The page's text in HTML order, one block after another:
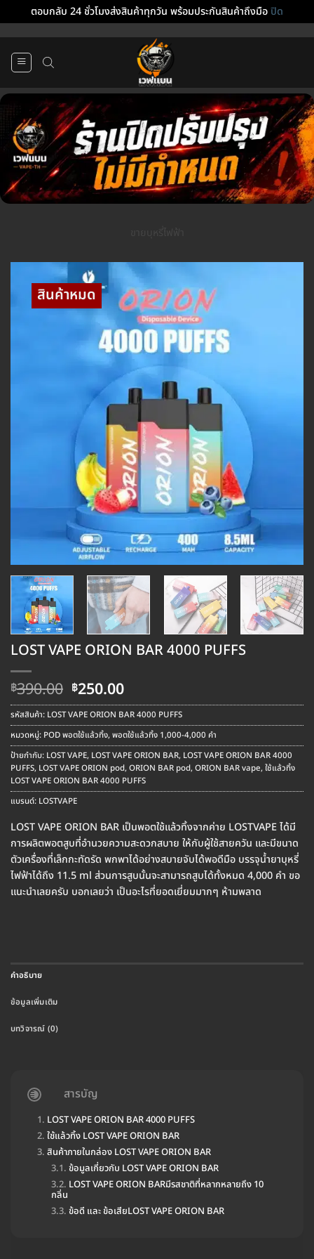
ตอบกลับ 24 ชั่วโมงส่งสินค้าทุกวัน พร้อมประกันสินค้าถึงมือปิด
LOST VAPE ORION BAR 4000 PUFFS
฿390.00 Original
price
was:
฿390.00.
฿250.00Current
price
is:
฿250.00.
รหัสสินค้า: LOST VAPE ORION BAR 4000 PUFFS
หมวดหมู่: POD พอตใช้แล้วทิ้ง, พอตใช้แล้วทิ้ง 1,000-4,000 คำ
ป้ายกำกับ: LOST VAPE, LOST VAPE ORION BAR, LOST VAPE ORION BAR 4000
PUFFS, LOST VAPE ORION pod, ORION BAR pod, ORION BAR vape, ใช้แล้วทิ้ง
LOST VAPE ORION BAR 4000 PUFFS
แบรนด์: LOSTVAPE
LOST VAPE ORION BAR เป็นพอตใช้แล้วทิ้งจากค่าย LOSTVAPE ได้มี
การผลิตพอตสูบที่อำนวยความสะดวกสบาย ให้กับผู้ใช้สายควัน และมีขนาด
ตัวเครื่องที่เล็กกะทัดรัด พกพาได้อย่างสบายจับได้พอดีมือ บรรจุน้ำยาบุหรี่
ไฟฟ้าได้ถึง 11.5 ml ส่วนการสูบนั้นจะสามารถสูบได้ทั้งหมด 4,000 คำ ขอ
แนะนำเลยครับ บอกเลยว่า เป็นอะไรที่ยอดเยี่ยมมากๆ ห้ามพลาด
คำอธิบาย
ข้อมูลเพิ่มเติม
บทวิจารณ์ (0)
สารบัญ
LOST VAPE ORION BAR 4000 PUFFS
ใช้แล้วทิ้ง LOST VAPE ORION BAR
สินค้าภายในกล่อง LOST VAPE ORION BAR
ข้อมูลเกี่ยวกับ LOST VAPE ORION BAR
LOST VAPE ORION BARมีรสชาติที่หลากหลายถึง 10
กลิ่น
ข้อดี และ ข้อเสียLOST VAPE ORION BAR